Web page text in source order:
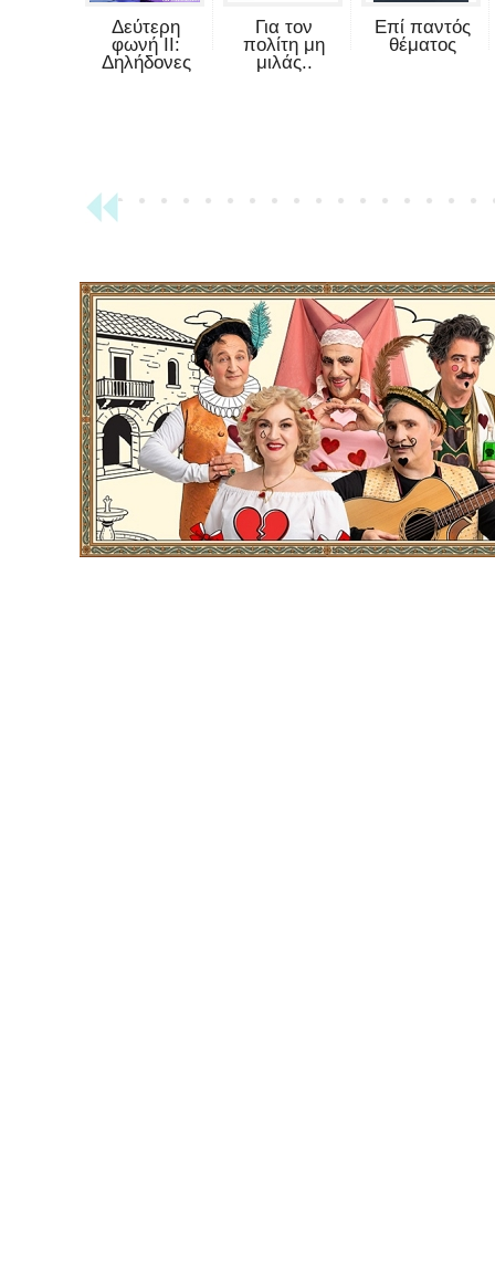
Δεύτερη
φωνή II:
Δηλήδονες
Για τον
πολίτη μη
μιλάς..
Επί παντός
θέματος